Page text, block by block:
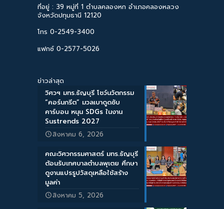
ที่อยู่ : 39 หมู่ที่ 1 ตำบลคลองหก อำเภอคลองหลวง
จังหวัดปทุมธานี 12120
โทร 0-2549-3400
แฟกซ์ 0-2577-5026
ข่าวล่าสุด
วิศวฯ มทร.ธัญบุรี โชว์นวัตกรรม
“คอร์นกรีต” มวลเบาดูดซับ
คาร์บอน หนุน SDGs ในงาน
Sustrends 2027
สิงหาคม 6, 2026
คณะวิศวกรรมศาสตร์ มทร.ธัญบุรี
ต้อนรับเทศบาลตำบลพุเตย ศึกษา
ดูงานแปรรูปวัสดุเหลือใช้สร้าง
มูลค่า
สิงหาคม 5, 2026